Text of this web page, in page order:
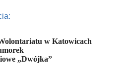
w Katowicach
„Dwójka”